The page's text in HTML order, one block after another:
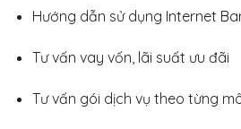
Hướng dẫn sử dụng Internet
Tư vấn vay vốn, lãi suất ưu đãi
Tư vấn gói dịch vụ theo từng